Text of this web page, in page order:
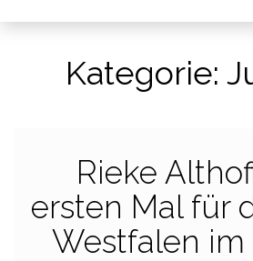
Kategorie:
Rieke
ersten Mal für
Westfalen im